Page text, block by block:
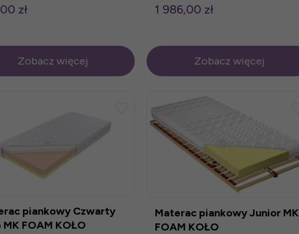
zł
Zobacz więcej
1 986,00 zł
Zobacz więcej
piankowy Czwarty
MK FOAM KOŁO
Materac piankowy Junior MK
FOAM KOŁO